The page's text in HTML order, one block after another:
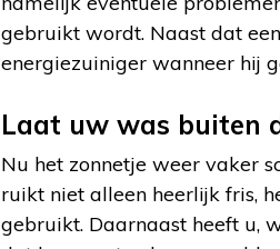
gebruikt wordt. Naast dat
energiezuiniger wanneer hij
Laat uw was buiten
Nu het zonnetje weer vaker
ruikt niet alleen heerlijk fris,
gebruikt. Daarnaast heeft u,